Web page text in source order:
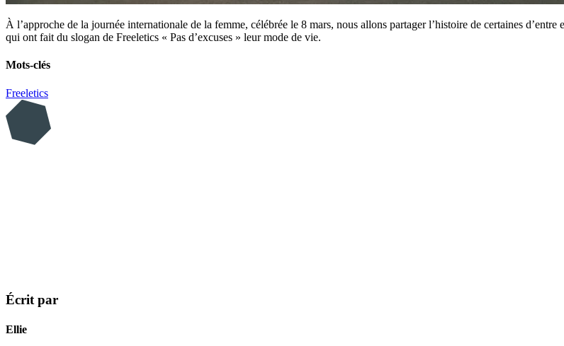
À l’approche de la journée internationale de la femme, célébrée le 8 mars, nous allons partager l’histoire de certaines
qui ont fait du slogan de Freeletics « Pas d’excuses » leur mode de vie.
Mots-clés
Freeletics
Écrit par
Ellie